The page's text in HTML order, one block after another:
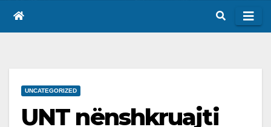
UNCATEGORIZED
UNT nënshkruajti